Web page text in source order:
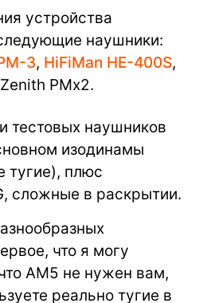
устройства
наушники:
3, HiFiMan HE-400S,
PMx2.
тестовых наушников
изодинамы
тугие), плюс
сложные в раскрытии.
что я могу
AM5 не нужен вам,
реально тугие в